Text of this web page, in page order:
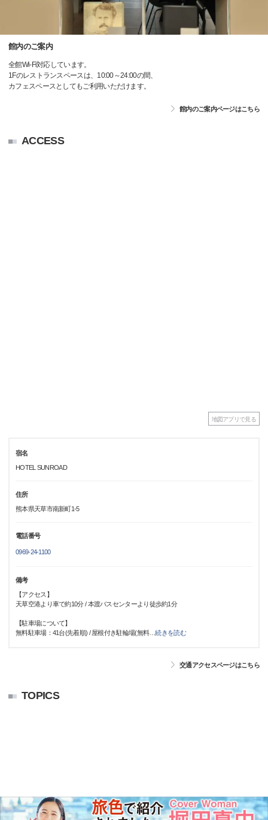
館内のご案内
全館Wi-Fi対応しています。
1Fのレストランスペースは、10:00～24:00の間、
カフェスペースとしてもご利用いただけます。
館内のご案内ページはこちら
ACCESS
地図アプリで見る
宿名
HOTEL SUNROAD
住所
熊本県天草市南新町1-5
電話番号
0969-24-1100
備考
【アクセス】
天草空港より車で約10分 / 本渡バスセンターより徒歩約1分
【駐車場について】
無料駐車場：41台(先着順) / 屋根付き駐輪場(無料…続きを読む
交通アクセスページはこちら
TOPICS